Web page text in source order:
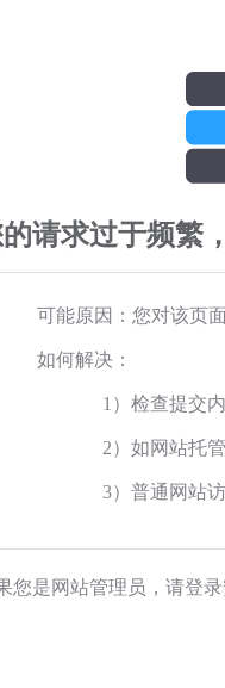
请求过于频繁
可能原因：您对该页
如何解决：
1）检查提交
2）如网站托
3）普通网站
您是网站管理员，请登